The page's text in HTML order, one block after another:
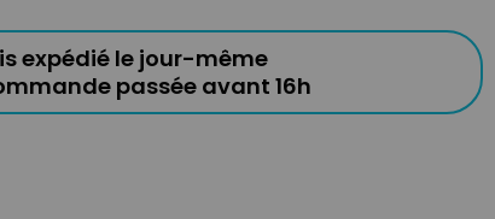
expédié le jour-même
passée avant 16h